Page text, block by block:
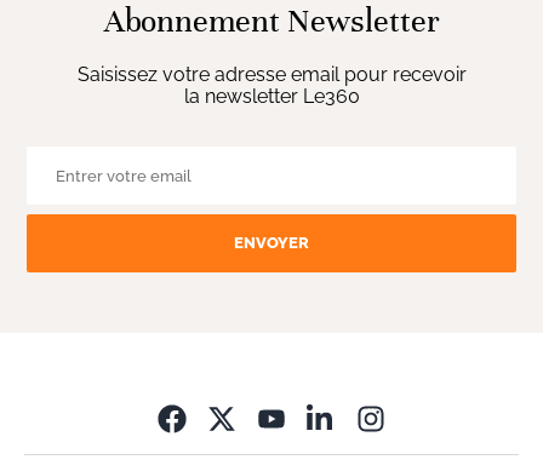
Abonnement Newsletter
Saisissez votre adresse email pour recevoir
la newsletter Le360
ENVOYER